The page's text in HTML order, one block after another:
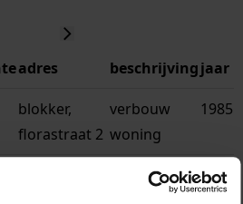
adres beschrijvingjaar
blokker,
florastraat 2
verbouw
woning
1985
bouw 3
1984